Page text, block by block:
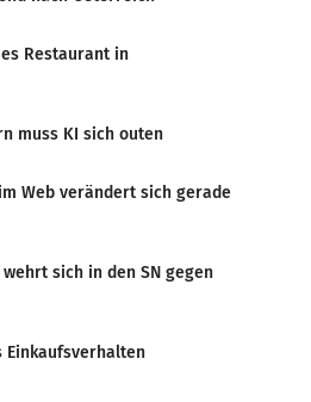
Restaurant in
muss KI sich outen
Web verändert sich gerade
sich in den SN gegen
Einkaufsverhalten